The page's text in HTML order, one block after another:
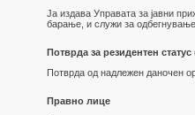
Ја издава Управата за јавни
барање, и служи за
Потврда за резидентен
Потврда од надлежен даночен
Правно лице